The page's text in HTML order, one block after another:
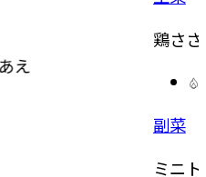
え
鶏さ
副菜
ミニ